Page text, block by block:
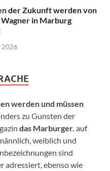
der Zukunft werden von
Wagner in Marburg
2026
werden und müssen
zu Gunsten der
das Marburger. auf
weiblich und
sind
adressiert, ebenso wie